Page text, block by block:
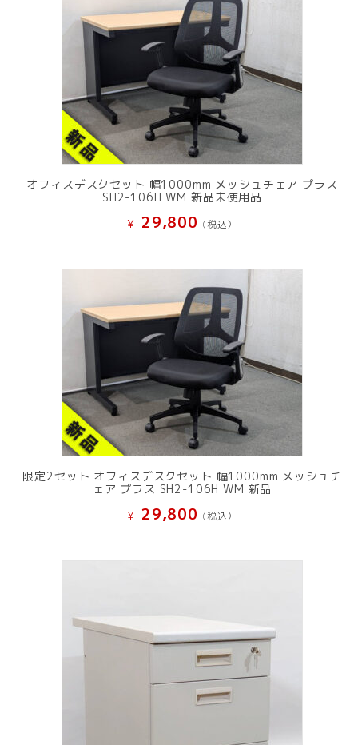
オフィスデスクセット 幅1000mm メッシュチェア プラス
SH2-106H WM 新品未使用品
¥ 29,800 (税込）
限定2セット オフィスデスクセット 幅1000mm メッシュチ
ェア プラス SH2-106H WM 新品
¥ 29,800 (税込）